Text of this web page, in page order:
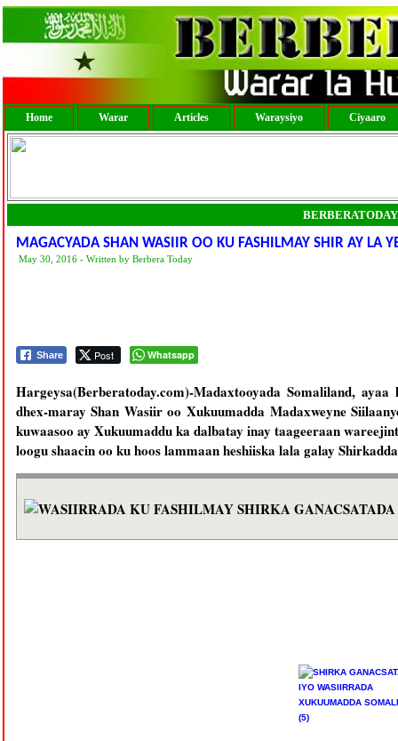
Home Warar Articles Waraysiyo Ciyaaro
MAGACYADA SHAN WASIIR OO KU FASHILMAY SHIR AY LA
May 30, 2016 - Written by Berbera Today
Share Post Whatsapp
Hargeysa(Berberatoday.com)-Madaxtooyada Somaliland,
dhex-maray Shan Wasiir oo Xukuumadda Madaxweyne
kuwaasoo ay Xukuumaddu ka dalbatay inay taageeraan
loogu shaacin oo ku hoos lammaan heshiiska lala galay